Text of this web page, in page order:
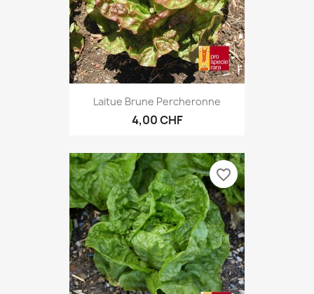
Laitue Brune Percheronne
4,00 CHF
favorite_border